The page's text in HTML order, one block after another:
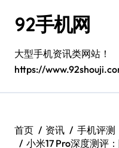
92手机网
大型手机资讯类网站！
https://
首页 资讯 手机评测
小米17 Pro深度测评